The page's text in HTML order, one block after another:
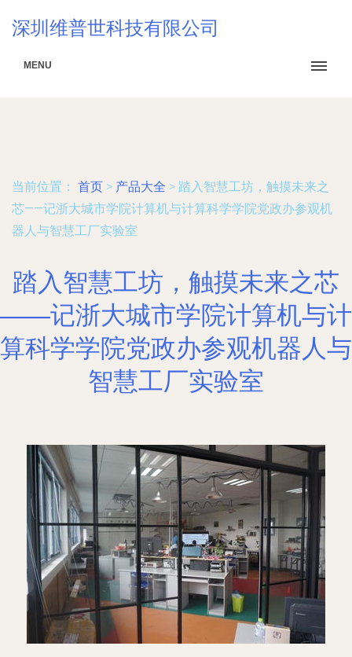
深圳维普世科技有限公司
MENU
当前位置： 首页 > 产品大全 > 踏入智慧工坊，触摸未来之
芯——记浙大城市学院计算机与计算科学学院党政办参观机
器人与智慧工厂实验室
踏入智慧工坊，触摸未来之芯
——记浙大城市学院计算机与计
算科学学院党政办参观机器人与
智慧工厂实验室